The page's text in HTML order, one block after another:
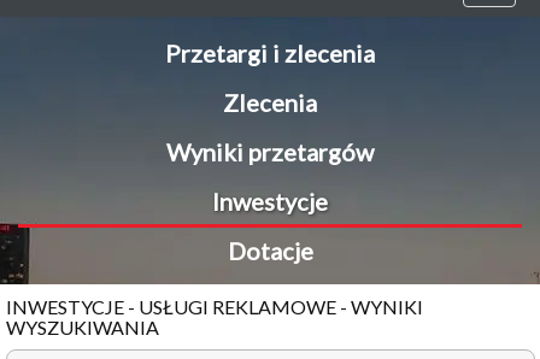
Przetargi i zlecenia
Zlecenia
Wyniki przetargów
Inwestycje
Dotacje
INWESTYCJE - USŁUGI REKLAMOWE - WYNIKI
WYSZUKIWANIA